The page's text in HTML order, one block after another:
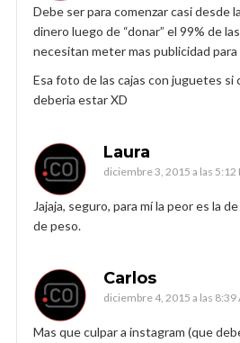
Debe ser para comenzar casi desde
dinero luego de “donar” el 99% de
necesitan meter mas publicidad
Esa foto de las cajas con juguetes si
deberia estar XD
Laura
diciembre 3, 2015 a las 5:12
Jajaja, seguro, para mí la peor es la
de peso.
Carlos
diciembre 4, 2015 a las 8:39
Mas que culpar a instagram (que